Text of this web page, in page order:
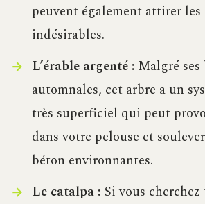
peuvent également attirer les
indésirables.
L’érable argenté :Malgré ses
automnales, cet arbre a un
très superficiel qui peut
dans votre pelouse et
béton environnantes.
Le catalpa :Si vous cherchez